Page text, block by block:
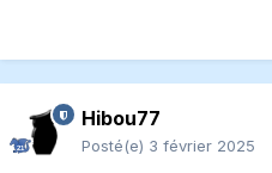
Hibou77
Posté(e) 3 février 2025